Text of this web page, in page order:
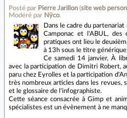
Posté par Pierre Jarillon (site web
Modéré par Nÿco.
Dans le cadre du
Camponac et l'ABUL, des
pratiques ont lieu le
à 13h sous le titre
Ce samedi 14 janvier, À
avec la participation de Dimitri Robert,
paru chez Eyrolles et la participation
très nombreux articles dans les revues,
et le glossaire de l'infographiste.
Cette séance consacrée à Gimp et
spécialistes est un évènement à ne